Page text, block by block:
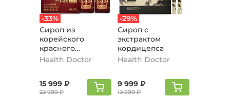
-33%
Сироп из
корейского
красного
женьшеня, 2 шт.
Health Doctor
15 999 ₽
23 999 ₽
-29%
Сироп с
экстрактом
кордицепса
Health Doctor
9 999 ₽
13 999 ₽